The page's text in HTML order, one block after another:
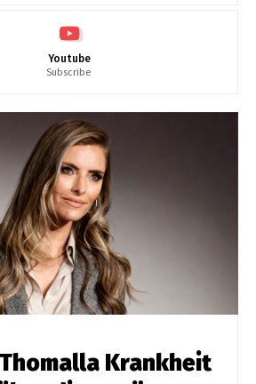
Youtube
Subscribe
Krankheit